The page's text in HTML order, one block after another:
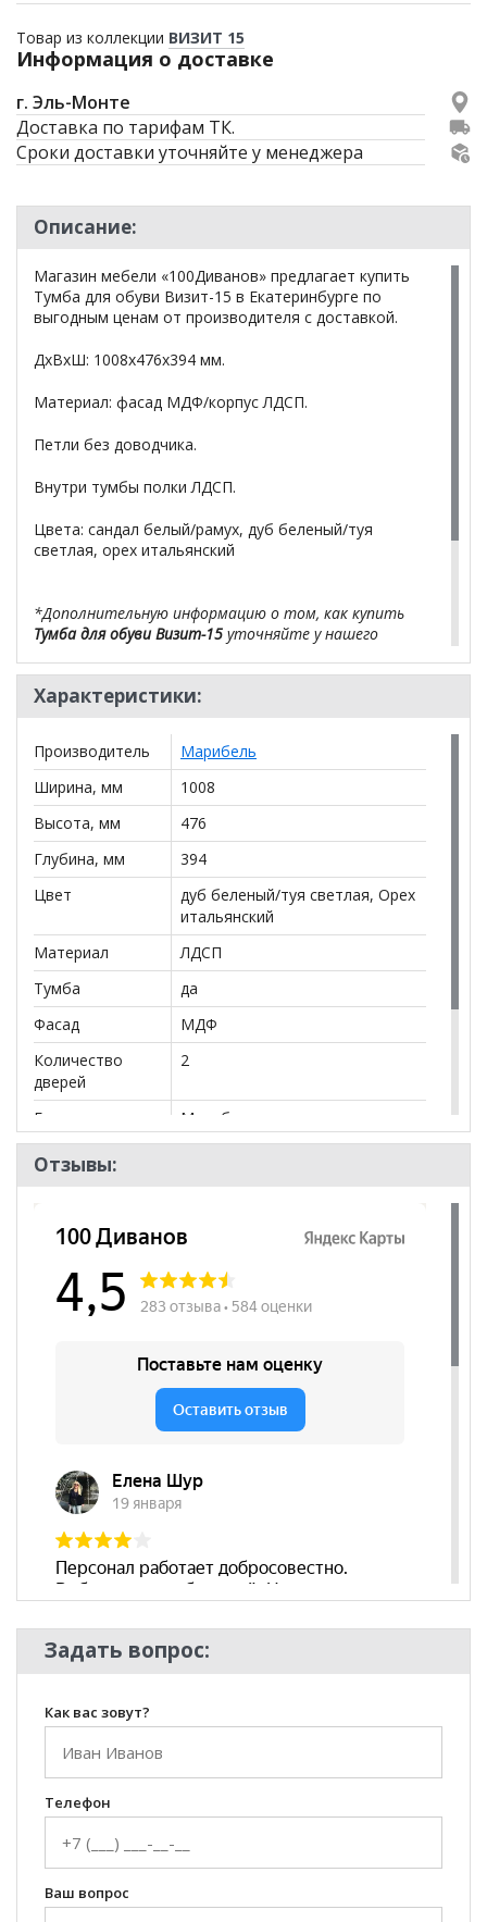
Товар из коллекции ВИЗИТ 15
Информация о доставке
г. Эль-Монте
Доставка по тарифам ТК.
Сроки доставки уточняйте у менеджера
Описание:
Магазин мебели «100Диванов» предлагает купить
Тумба для обуви Визит-15 в Екатеринбурге по
выгодным ценам от производителя с доставкой.
ДхВхШ: 1008х476х394 мм.
Материал: фасад МДФ/корпус ЛДСП.
Петли без доводчика.
Внутри тумбы полки ЛДСП.
Цвета: сандал белый/рамух, дуб беленый/туя
светлая, орех итальянский
*Дополнительную информацию о том, как купить
Тумба для обуви Визит-15 уточняйте у нашего
**Цены на официальном сайте
действительны только для интернет-магазинаи
могут отличаться от цен в розничных магазинах-
салонах сети!
Характеристики:
Производитель
Марибель
Ширина, мм
1008
Высота, мм
476
Глубина, мм
394
Цвет
дуб беленый/туя светлая, Орех
итальянский
Материал
ЛДСП
Тумба
да
Фасад
МДФ
Количество
дверей
2
Бренд
Марибель
Стиль
Комната
Прихожая
Пол
Отзывы:
Задать вопрос:
Как вас зовут?
Телефон
Ваш вопрос